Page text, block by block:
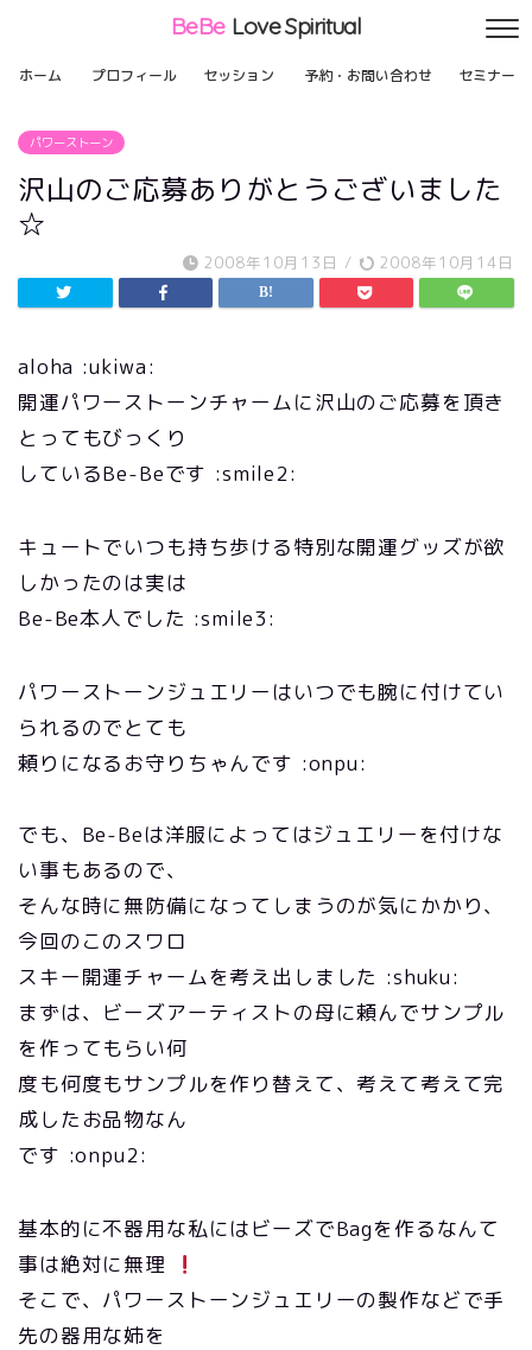
BeBe Love Spiritual
ホーム プロフィール セッション 予約・お問い合わせ セミナー
パワーストーン
沢山のご応募ありがとうございました
☆
2008年10月13日 / 2008年10月14日
aloha :ukiwa:
開運パワーストーンチャームに沢山のご応募を頂き
とってもびっくり
しているBe-Beです :smile2:
キュートでいつも持ち歩ける特別な開運グッズが欲
しかったのは実は
Be-Be本人でした :smile3:
パワーストーンジュエリーはいつでも腕に付けてい
られるのでとても
頼りになるお守りちゃんです :onpu:
でも、Be-Beは洋服によってはジュエリーを付けな
い事もあるので、
そんな時に無防備になってしまうのが気にかかり、
今回のこのスワロ
スキー開運チャームを考え出しました :shuku:
まずは、ビーズアーティストの母に頼んでサンプル
を作ってもらい何
度も何度もサンプルを作り替えて、考えて考えて完
成したお品物なん
です :onpu2:
基本的に不器用な私にはビーズでBagを作るなんて
事は絶対に無理
そこで、パワーストーンジュエリーの製作などで手
先の器用な姉を